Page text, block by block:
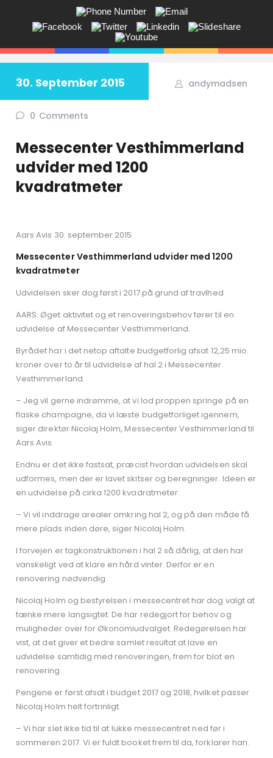
ANDY V.S. MADSEN:
KOMMUNIKATION, COACHING,
EVENTS, NETVÆRK,
Får du ikke sagt tingene på den rigtige måde? Savner du flere kunder
i butikken? Jeg hjælper dig!
30. September 2015 andymadsen
0 Comments
Messecenter Vesthimmerland
udvider med 1200
kvadratmeter
Aars Avis 30. september 2015
Messecenter Vesthimmerland udvider med 1200
kvadratmeter
Udvidelsen sker dog først i 2017 på grund af travlhed
AARS: Øget aktivitet og et renoveringsbehov fører til en
udvidelse af Messecenter Vesthimmerland.
Byrådet har i det netop aftalte budgetforlig afsat 12,25 mio.
kroner over to år til udvidelse af hal 2 i Messecenter
Vesthimmerland.
– Jeg vil gerne indrømme, at vi lod proppen springe på en
flaske champagne, da vi læste budgetforliget igennem,
siger direktør Nicolaj Holm, Messecenter Vesthimmerland til
Aars Avis.
Endnu er det ikke fastsat, præcist hvordan udvidelsen skal
udformes, men der er lavet skitser og beregninger. Ideen er
en udvidelse på cirka 1200 kvadratmeter.
– Vi vil inddrage arealer omkring hal 2, og på den måde få
mere plads inden døre, siger Nicolaj Holm.
I forvejen er tagkonstruktionen i hal 2 så dårlig, at den har
vanskeligt ved at klare en hård vinter. Derfor er en
renovering nødvendig.
Nicolaj Holm og bestyrelsen i messecentret har dog valgt at
tænke mere langsigtet. De har redegjort for behov og
muligheder over for Økonomiudvalget. Redegørelsen har
vist, at det giver et bedre samlet resultat at lave en
udvidelse samtidig med renoveringen, frem for blot en
renovering.
Pengene er først afsat i budget 2017 og 2018, hvilket passer
Nicolaj Holm helt fortrinligt.
– Vi har slet ikke tid til at lukke messecentret ned før i
sommeren 2017. Vi er fuldt booket frem til da, forklarer han.